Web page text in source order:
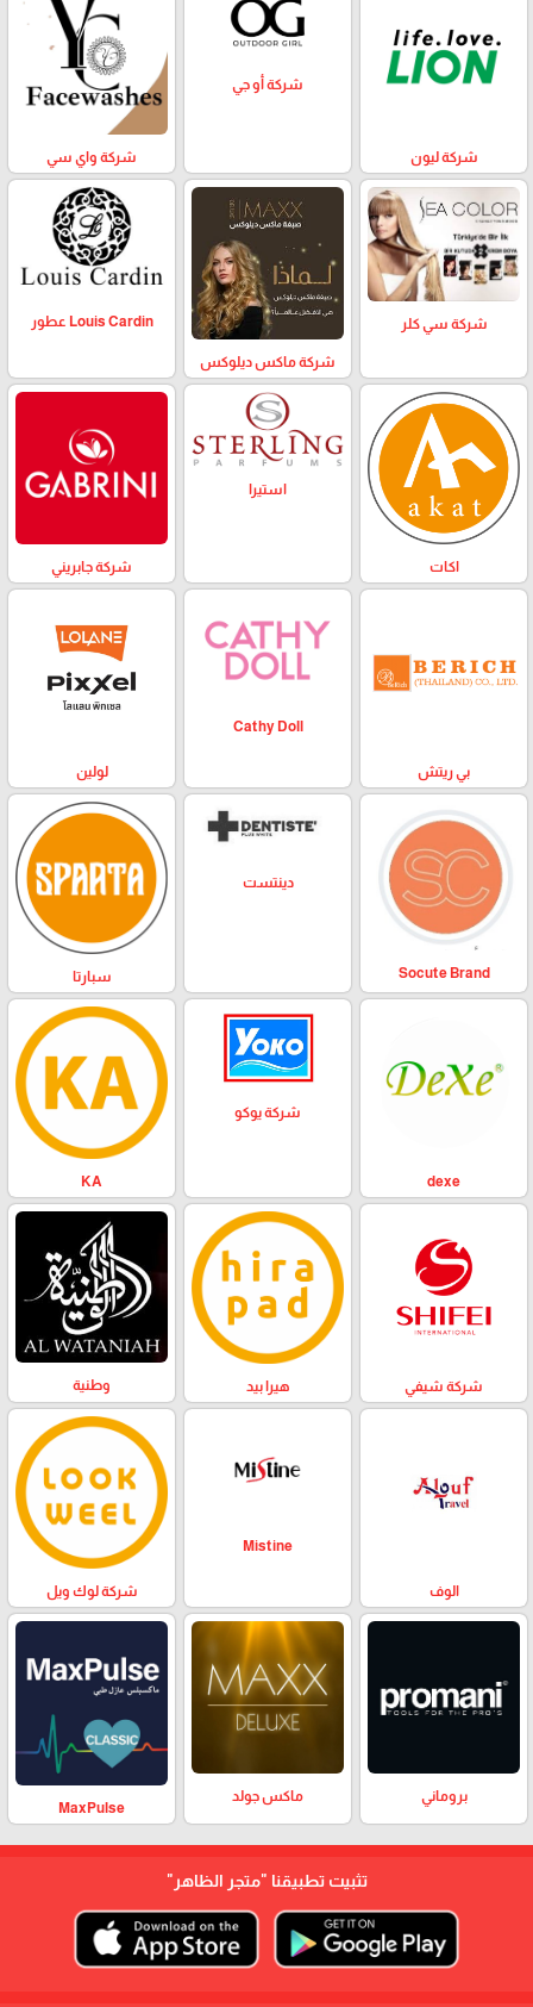
شركة ليون
شركة أو جي
شركة واي سي
شركة سي كلر
شركة ماكس ديلوكس
Louis Cardin عطور
اكات
استيرا
شركة جابريني
بي ريتش
Cathy Doll
لولين
Socute Brand
دينتست
سبارتا
dexe
شركة يوكو
KA
شركة شيفي هيرا بيد وطنية
الوف
Mistine
شركة لوك ويل
بروماني ماكس جولد
MaxPulse
تثبيت تطبيقنا "متجر الظاهر"